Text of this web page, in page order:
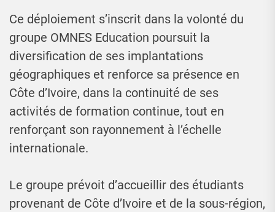
Ce déploiement s’inscrit dans la volonté du
groupe OMNES Education poursuit la
diversification de ses implantations
géographiques et renforce sa présence en
Côte d’Ivoire, dans la continuité de ses
activités de formation continue, tout en
renforçant son rayonnement à l’échelle
internationale.
Le groupe prévoit d’accueillir des étudiants
provenant de Côte d’Ivoire et de la sous-région,